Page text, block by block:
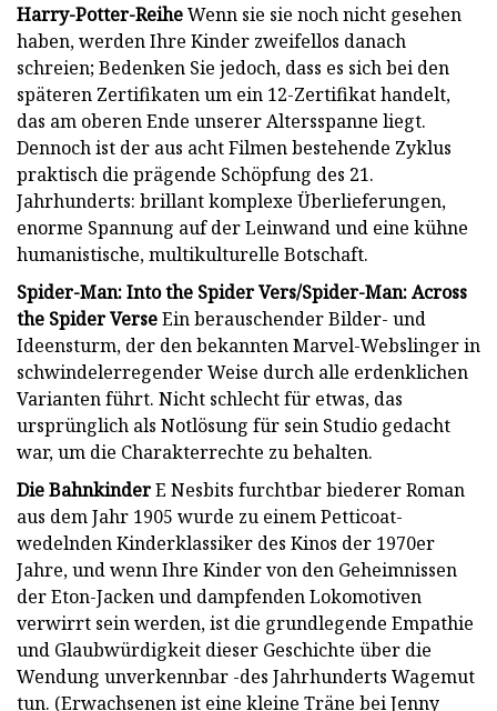
Harry-Potter-ReiheWenn sie sie noch nicht gesehen
haben, werden Ihre Kinder zweifellos danach
schreien; Bedenken Sie jedoch, dass es sich bei den
späteren Zertifikaten um ein 12-Zertifikat handelt,
das am oberen Ende unserer Altersspanne liegt.
Dennoch ist der aus acht Filmen bestehende Zyklus
praktisch die prägende Schöpfung des 21.
Jahrhunderts: brillant komplexe Überlieferungen,
enorme Spannung auf der Leinwand und eine kühne
humanistische, multikulturelle Botschaft.
Spider-Man: Into the Spider Vers/Spider-Man: Across
the Spider VerseEin berauschender Bilder- und
Ideensturm, der den bekannten Marvel-Webslinger in
schwindelerregender Weise durch alle erdenklichen
Varianten führt. Nicht schlecht für etwas, das
ursprünglich als Notlösung für sein Studio gedacht
war, um die Charakterrechte zu behalten.
Die BahnkinderE Nesbits furchtbar biederer Roman
aus dem Jahr 1905 wurde zu einem Petticoat-
wedelnden Kinderklassiker des Kinos der 1970er
Jahre, und wenn Ihre Kinder von den Geheimnissen
der Eton-Jacken und dampfenden Lokomotiven
verwirrt sein werden, ist die grundlegende Empathie
und Glaubwürdigkeit dieser Geschichte über die
Wendung unverkennbar -des Jahrhunderts Wagemut
tun. (Erwachsenen ist eine kleine Träne bei Jenny